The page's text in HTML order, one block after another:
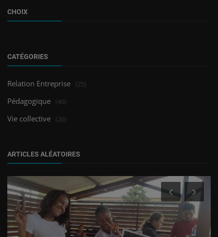
CHOIX
CATÉGORIES
Relation Entreprise (25)
Pédagogique (40)
Vie collective (26)
ARTICLES ALÉATOIRES